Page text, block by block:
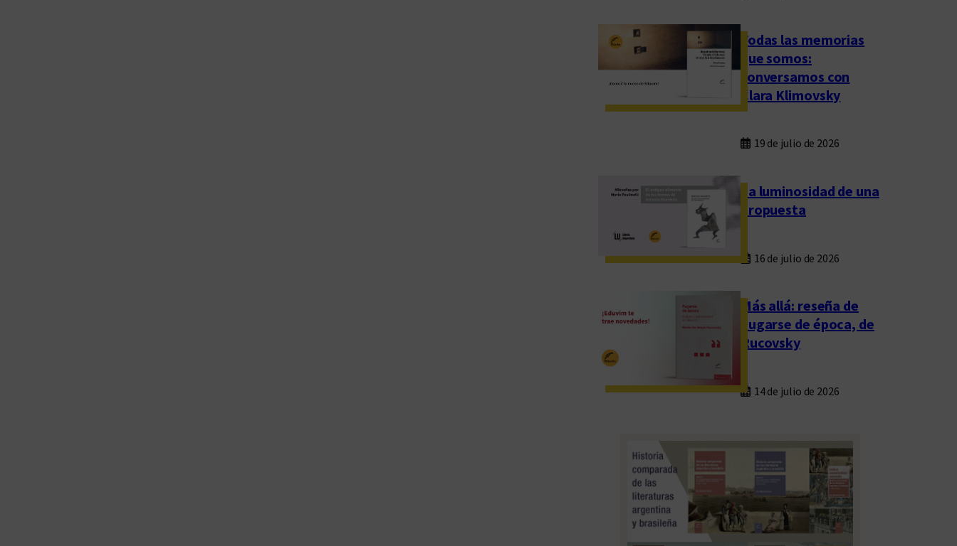
Todas las memorias
que somos:
conversamos con
Clara Klimovsky
19 de julio de 2026
La luminosidad de una
propuesta
16 de julio de 2026
Más allá: reseña de
Fugarse de época, de
Rucovsky
14 de julio de 2026